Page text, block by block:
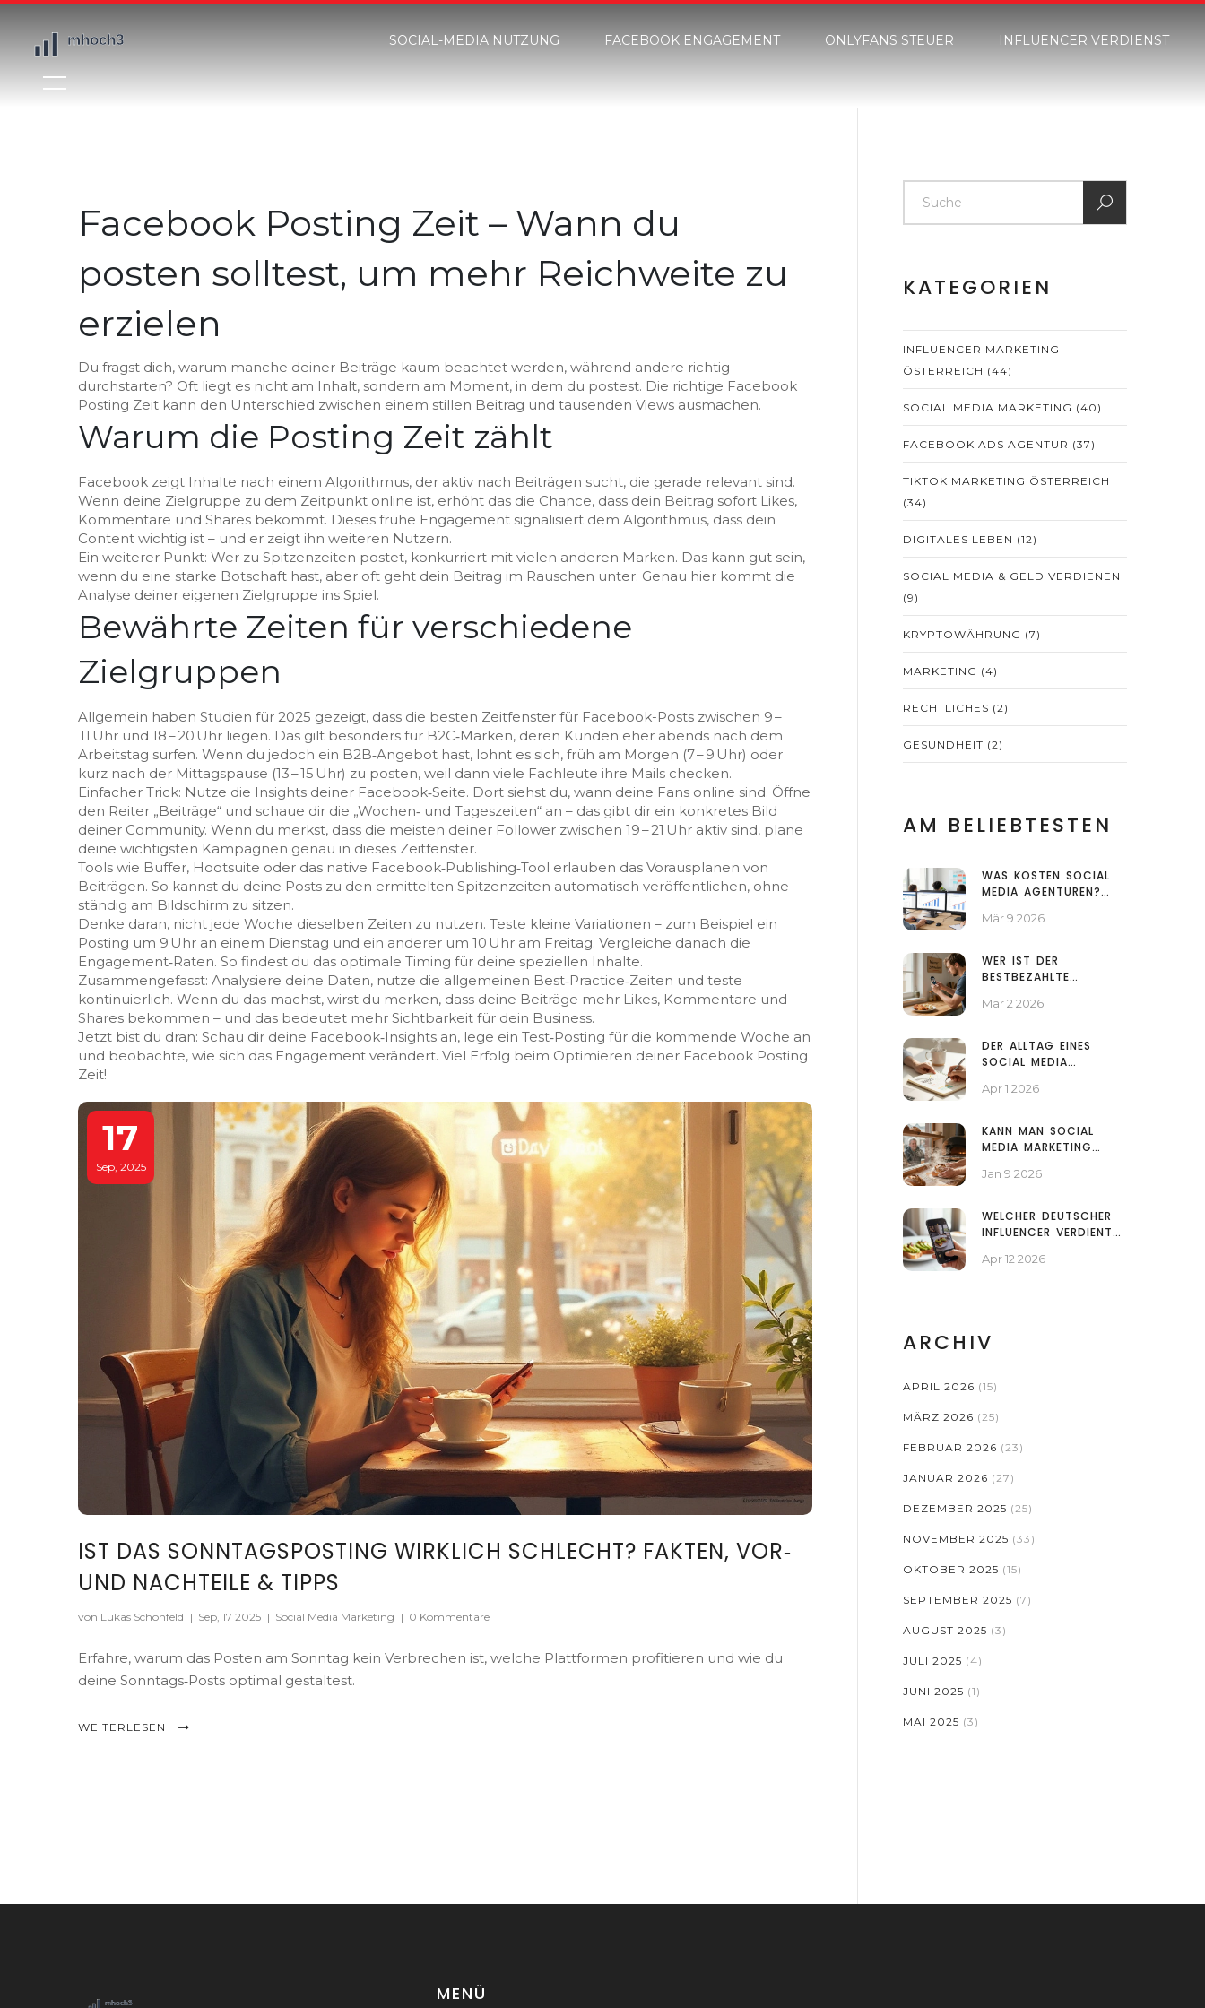
SOCIAL-MEDIA NUTZUNG FACEBOOK ENGAGEMENT ONLYFANS STEUER INFLUENCER VERDIENST
Facebook Posting Zeit – Wann du
posten solltest, um mehr Reichweite zu
erzielen
Du fragst dich, warum manche deiner Beiträge kaum beachtet werden, während andere richtig
durchstarten? Oft liegt es nicht am Inhalt, sondern am Moment, in dem du postest. Die richtige Facebook
Posting Zeit kann den Unterschied zwischen einem stillen Beitrag und tausenden Views ausmachen.
Warum die Posting Zeit zählt
Facebook zeigt Inhalte nach einem Algorithmus, der aktiv nach Beiträgen sucht, die gerade relevant sind.
Wenn deine Zielgruppe zu dem Zeitpunkt online ist, erhöht das die Chance, dass dein Beitrag sofort Likes,
Kommentare und Shares bekommt. Dieses frühe Engagement signalisiert dem Algorithmus, dass dein
Content wichtig ist – und er zeigt ihn weiteren Nutzern.
Ein weiterer Punkt: Wer zu Spitzenzeiten postet, konkurriert mit vielen anderen Marken. Das kann gut sein,
wenn du eine starke Botschaft hast, aber oft geht dein Beitrag im Rauschen unter. Genau hier kommt die
Analyse deiner eigenen Zielgruppe ins Spiel.
Bewährte Zeiten für verschiedene
Zielgruppen
Allgemein haben Studien für 2025 gezeigt, dass die besten Zeitfenster für Facebook-Posts zwischen 9 –
11 Uhr und 18 – 20 Uhr liegen. Das gilt besonders für B2C‑Marken, deren Kunden eher abends nach dem
Arbeitstag surfen. Wenn du jedoch ein B2B‑Angebot hast, lohnt es sich, früh am Morgen (7 – 9 Uhr) oder
kurz nach der Mittagspause (13 – 15 Uhr) zu posten, weil dann viele Fachleute ihre Mails checken.
Einfacher Trick: Nutze die Insights deiner Facebook‑Seite. Dort siehst du, wann deine Fans online sind. Öffne
den Reiter „Beiträge“ und schaue dir die „Wochen‑ und Tageszeiten“ an – das gibt dir ein konkretes Bild
deiner Community. Wenn du merkst, dass die meisten deiner Follower zwischen 19 – 21 Uhr aktiv sind, plane
deine wichtigsten Kampagnen genau in dieses Zeitfenster.
Tools wie Buffer, Hootsuite oder das native Facebook‑Publishing‑Tool erlauben das Vorausplanen von
Beiträgen. So kannst du deine Posts zu den ermittelten Spitzenzeiten automatisch veröffentlichen, ohne
ständig am Bildschirm zu sitzen.
Denke daran, nicht jede Woche dieselben Zeiten zu nutzen. Teste kleine Variationen – zum Beispiel ein
Posting um 9 Uhr an einem Dienstag und ein anderer um 10 Uhr am Freitag. Vergleiche danach die
Engagement‑Raten. So findest du das optimale Timing für deine speziellen Inhalte.
Zusammengefasst: Analysiere deine Daten, nutze die allgemeinen Best‑Practice‑Zeiten und teste
kontinuierlich. Wenn du das machst, wirst du merken, dass deine Beiträge mehr Likes, Kommentare und
Shares bekommen – und das bedeutet mehr Sichtbarkeit für dein Business.
Jetzt bist du dran: Schau dir deine Facebook‑Insights an, lege ein Test‑Posting für die kommende Woche an
und beobachte, wie sich das Engagement verändert. Viel Erfolg beim Optimieren deiner Facebook Posting
Zeit!
17
Sep, 2025
IST DAS SONNTAGSPOSTING WIRKLICH SCHLECHT? FAKTEN, VOR‑
UND NACHTEILE & TIPPS
von Lukas Schönfeld | Sep, 17 2025 | Social Media Marketing | 0 Kommentare
Erfahre, warum das Posten am Sonntag kein Verbrechen ist, welche Plattformen profitieren und wie du
deine Sonntags‑Posts optimal gestaltest.
WEITERLESEN
KATEGORIEN
INFLUENCER MARKETING
ÖSTERREICH (44)
SOCIAL MEDIA MARKETING (40)
FACEBOOK ADS AGENTUR (37)
TIKTOK MARKETING ÖSTERREICH
(34)
DIGITALES LEBEN (12)
SOCIAL MEDIA & GELD VERDIENEN
(9)
KRYPTOWÄHRUNG (7)
MARKETING (4)
RECHTLICHES (2)
GESUNDHEIT (2)
AM BELIEBTESTEN
WAS KOSTEN SOCIAL
MEDIA AGENTUREN?
ADS AGENTUREN IM
Mär 9 2026
WER IST DER
BESTBEZAHLTE
ÖSTERREICH?
Mär 2 2026
DER ALLTAG EINES
SOCIAL MEDIA
AUFGABEN, TOOLS UND
Apr 1 2026
KANN MAN SOCIAL
MEDIA MARKETING
LERNEN?
Jan 9 2026
WELCHER DEUTSCHER
INFLUENCER VERDIENT
EINKOMMEN UND
Apr 12 2026
ARCHIV
APRIL 2026 (15)
MÄRZ 2026 (25)
FEBRUAR 2026 (23)
JANUAR 2026 (27)
DEZEMBER 2025 (25)
NOVEMBER 2025 (33)
OKTOBER 2025 (15)
SEPTEMBER 2025 (7)
AUGUST 2025 (3)
JULI 2025 (4)
JUNI 2025 (1)
MAI 2025 (3)
MENÜ